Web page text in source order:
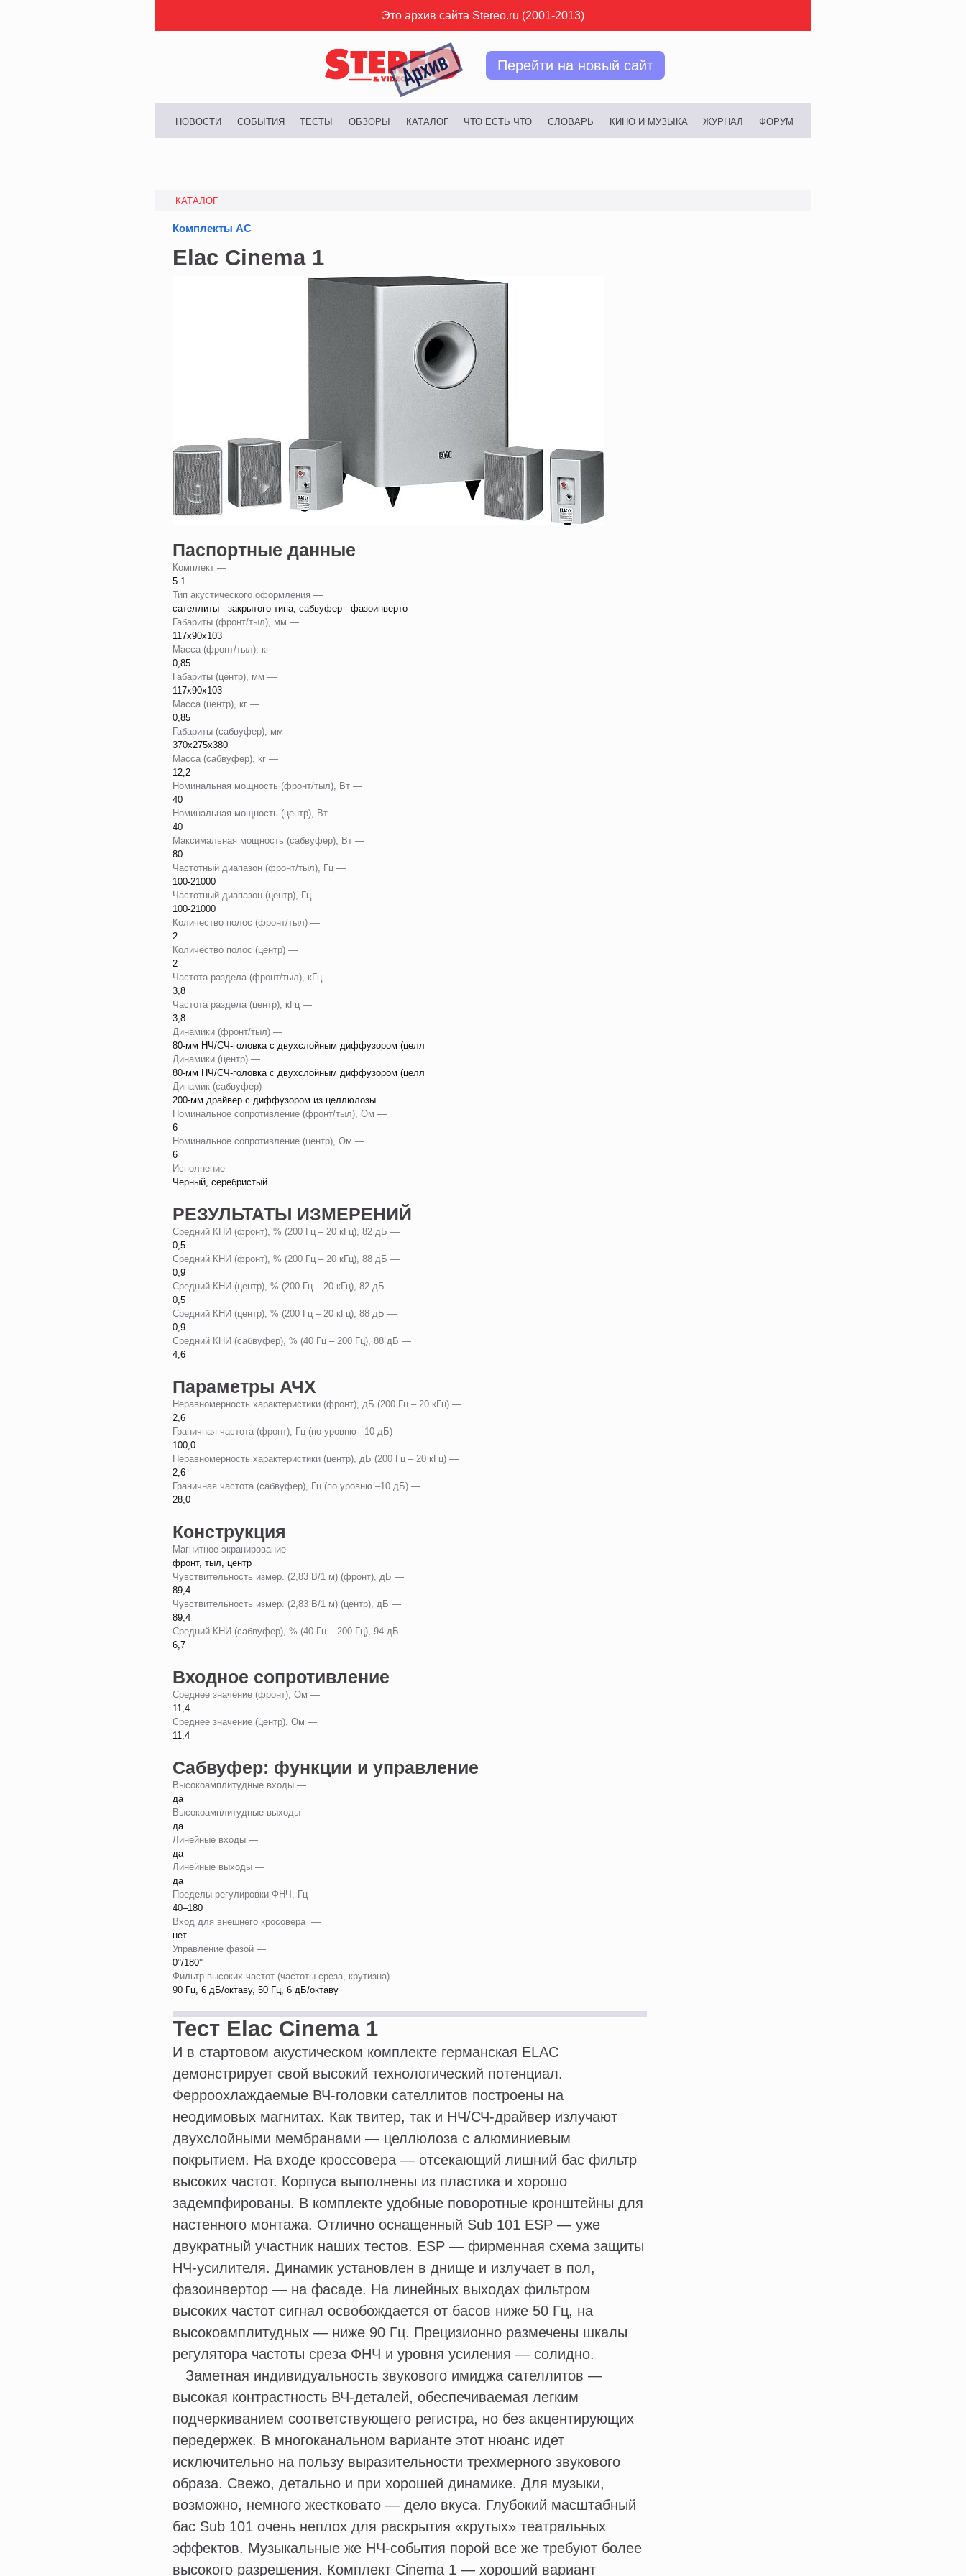
Это архив сайта Stereo.ru (2001-2013)
Перейти на новый сайт
НОВОСТИ СОБЫТИЯ ТЕСТЫ ОБЗОРЫ КАТАЛОГ ЧТО ЕСТЬ ЧТО СЛОВАРЬ КИНО И МУЗЫКА ЖУРНАЛ ФОРУМ
КАТАЛОГ
Комплекты АС
Elac Cinema 1
Паспортные данные
Комплект —
5.1
Тип акустического оформления —
сателлиты - закрытого типа, сабвуфер - фазоинверто
Габариты (фронт/тыл), мм —
117x90x103
Масса (фронт/тыл), кг —
0,85
Габариты (центр), мм —
117x90x103
Масса (центр), кг —
0,85
Габариты (сабвуфер), мм —
370x275x380
Масса (сабвуфер), кг —
12,2
Номинальная мощность (фронт/тыл), Вт —
40
Номинальная мощность (центр), Вт —
40
Максимальная мощность (сабвуфер), Вт —
80
Частотный диапазон (фронт/тыл), Гц —
100-21000
Частотный диапазон (центр), Гц —
100-21000
Количество полос (фронт/тыл) —
2
Количество полос (центр) —
2
Частота раздела (фронт/тыл), кГц —
3,8
Частота раздела (центр), кГц —
3,8
Динамики (фронт/тыл) —
80-мм НЧ/СЧ-головка с двухслойным диффузором (целл
Динамики (центр) —
80-мм НЧ/СЧ-головка с двухслойным диффузором (целл
Динамик (сабвуфер) —
200-мм драйвер с диффузором из целлюлозы
Номинальное сопротивление (фронт/тыл), Ом —
6
Номинальное сопротивление (центр), Ом —
6
Исполнение —
Черный, серебристый
РЕЗУЛЬТАТЫ ИЗМЕРЕНИЙ
Средний КНИ (фронт), % (200 Гц – 20 кГц), 82 дБ —
0,5
Средний КНИ (фронт), % (200 Гц – 20 кГц), 88 дБ —
0,9
Средний КНИ (центр), % (200 Гц – 20 кГц), 82 дБ —
0,5
Средний КНИ (центр), % (200 Гц – 20 кГц), 88 дБ —
0,9
Средний КНИ (сабвуфер), % (40 Гц – 200 Гц), 88 дБ —
4,6
Параметры АЧХ
Неравномерность характеристики (фронт), дБ (200 Гц – 20 кГц) —
2,6
Граничная частота (фронт), Гц (по уровню –10 дБ) —
100,0
Неравномерность характеристики (центр), дБ (200 Гц – 20 кГц) —
2,6
Граничная частота (сабвуфер), Гц (по уровню –10 дБ) —
28,0
Конструкция
Магнитное экранирование —
фронт, тыл, центр
Чувствительность измер. (2,83 В/1 м) (фронт), дБ —
89,4
Чувствительность измер. (2,83 В/1 м) (центр), дБ —
89,4
Средний КНИ (сабвуфер), % (40 Гц – 200 Гц), 94 дБ —
6,7
Входное сопротивление
Среднее значение (фронт), Ом —
11,4
Среднее значение (центр), Ом —
11,4
Сабвуфер: функции и управление
Высокоамплитудные входы —
да
Высокоамплитудные выходы —
да
Линейные входы —
да
Линейные выходы —
да
Пределы регулировки ФНЧ, Гц —
40–180
Вход для внешнего кросовера —
нет
Управление фазой —
0°/180°
Фильтр высоких частот (частоты среза, крутизна) —
90 Гц, 6 дБ/октаву, 50 Гц, 6 дБ/октаву
Тест Elac Cinema 1
И в стартовом акустическом комплекте германская ELAC
демонстрирует свой высокий технологический потенциал.
Ферроохлаждаемые ВЧ-головки сателлитов построены на
неодимовых магнитах. Как твитер, так и НЧ/СЧ-драйвер излучают
двухслойными мембранами — целлюлоза с алюминиевым
покрытием. На входе кроссовера — отсекающий лишний бас фильтр
высоких частот. Корпуса выполнены из пластика и хорошо
задемпфированы. В комплекте удобные поворотные кронштейны для
настенного монтажа. Отлично оснащенный Sub 101 ESP — уже
двукратный участник наших тестов. ESP — фирменная схема защиты
НЧ-усилителя. Динамик установлен в днище и излучает в пол,
фазоинвертор — на фасаде. На линейных выходах фильтром
высоких частот сигнал освобождается от басов ниже 50 Гц, на
высокоамплитудных — ниже 90 Гц. Прецизионно размечены шкалы
регулятора частоты среза ФНЧ и уровня усиления — солидно.
Заметная индивидуальность звукового имиджа сателлитов —
высокая контрастность ВЧ-деталей, обеспечиваемая легким
подчеркиванием соответствующего регистра, но без акцентирующих
передержек. В многоканальном варианте этот нюанс идет
исключительно на пользу выразительности трехмерного звукового
образа. Свежо, детально и при хорошей динамике. Для музыки,
возможно, немного жестковато — дело вкуса. Глубокий масштабный
бас Sub 101 очень неплох для раскрытия «крутых» театральных
эффектов. Музыкальные же НЧ-события порой все же требуют более
высокого разрешения. Комплект Cinema 1 — хороший вариант